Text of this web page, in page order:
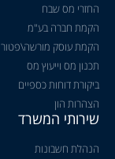
החזרי מס שבח
הקמת חברה בע"מ
הקמת עוסק מורשה\פטור
תכנון מס וייעוץ מס
ביקורת דוחות כספיים
הצהרות הון
שירותי המשרד
הנהלת חשבונות